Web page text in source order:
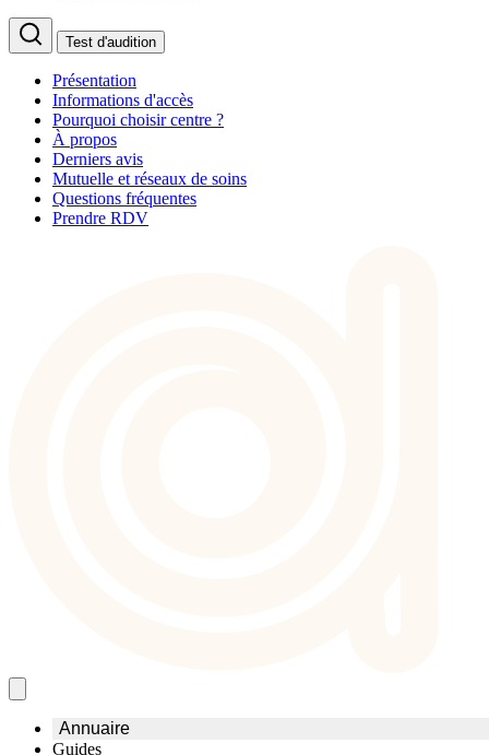
Test d'audition
Présentation
Informations d'accès
Pourquoi choisir centre ?
À propos
Derniers avis
Mutuelle et réseaux de soins
Questions fréquentes
Prendre RDV
Annuaire
Guides